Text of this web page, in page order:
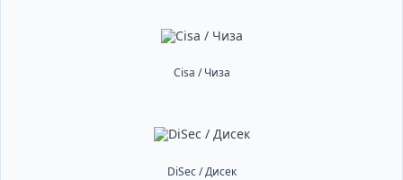
Cisa / Чиза
DiSec / Дисек